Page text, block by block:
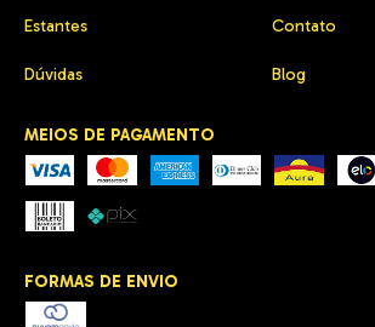
Estantes Contato
Dúvidas Blog
MEIOS DE PAGAMENTO
FORMAS DE ENVIO